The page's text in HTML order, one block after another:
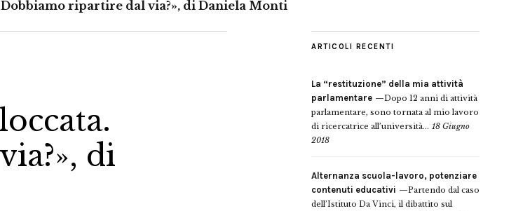
ripartire dal via?», di Daniela Monti
di
ARTICOLI RECENTI
La “restituzione” della mia attività
parlamentare
Dopo 12 anni di attività
parlamentare, sono tornata al mio lavoro
di ricercatrice all’università... 18 Giugno
2018
Alternanza scuola-lavoro, potenziare
contenuti educativi
Partendo dal caso
dell’Istituto Da Vinci, il dibattito sul